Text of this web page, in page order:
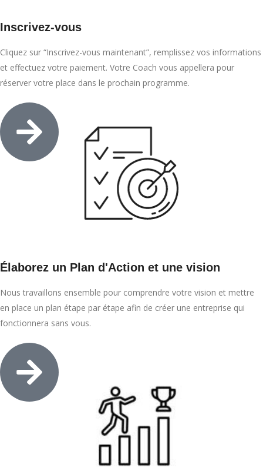
Inscrivez-vous
Cliquez sur “Inscrivez-vous maintenant”, remplissez vos informations
et effectuez votre paiement. Votre Coach vous appellera pour
réserver votre place dans le prochain programme.
Élaborez un Plan d'Action et une vision
Nous travaillons ensemble pour comprendre votre vision et mettre
en place un plan étape par étape afin de créer une entreprise qui
fonctionnera sans vous.